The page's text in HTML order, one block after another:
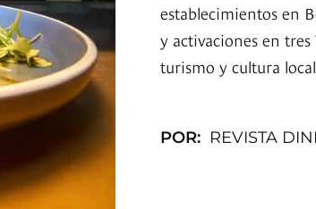
establecimientos en
y activaciones en
turismo y cultura
POR: REVISTA